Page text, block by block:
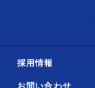
採用情報
お問い合わせ